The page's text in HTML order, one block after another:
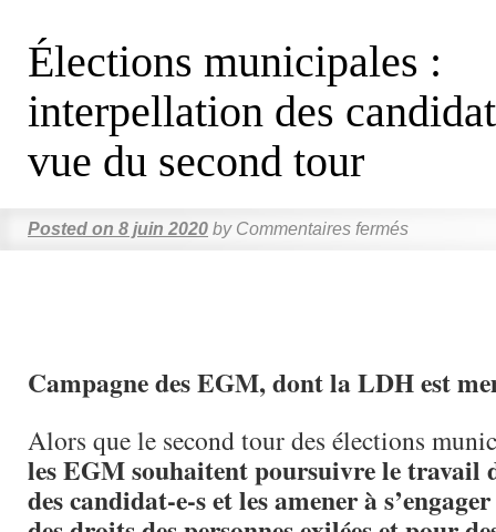
Élections municipales :
interpellation des
vue du second tour
Posted on 8 juin 2020 by Commentaires fermés
Campagne des EGM, dont la LDH est
Alors que le second tour des élections
les EGM souhaitent poursuivre le travail
des candidat-e-s et les amener à